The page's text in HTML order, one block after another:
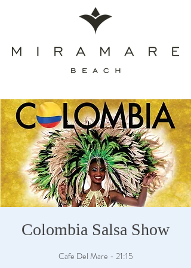
Colombia Salsa Show
Cafe Del Mare - 21:15